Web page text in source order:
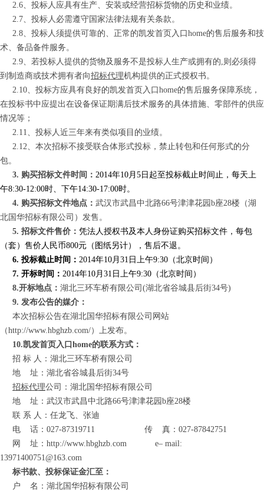
2.6、投标人应具有生产、安装或经营招标货物的历史和业绩。
2.7、投标人必需遵守国家法律法规有关条款。
2.8、投标人须提供可靠的、正常的凯发首页入口home的售后服务和技
术、备品备件服务。
2.9、若投标人提供的货物及服务不是投标人生产或拥有的,则必须得
到制造商或技术拥有者向招标代理机构提供的正式授权书。
2.10、 投标方应具有良好的凯发首页入口home的售后服务保障系统，
在投标书中应提出在设备保证期满后技术服务的具体措施、零部件的供应
情况等；
2.11、 投标人近三年来有类似项目的业绩。
2.12、 本次招标不接受联合体形式投标，禁止转包和任何形式的分
包。
3. 购买招标文件时间：2014年10月5日起至投标截止时间止，每天上
午8:30-12:00时、下午14:30-17:00时。
4. 购买招标文件地点：武汉市武昌中北路66号津津花园b座28楼（湖
北国华招标有限公司）发售。
5. 招标文件售价：凭法人授权书及本人身份证购买招标文件，每包
（套）售价人民币800元（图纸另计），售后不退。
6. 投标截止时间：2014年10月31日上午9:30（北京时间）
7. 开标时间：2014年10月31日上午9:30（北京时间）
8.开标地点： 湖北三环车桥有限公司(湖北省谷城县后街34号)
9. 发布公告的媒介：
本次招标公告在湖北国华招标有限公司网站
（http://www.hbghzb.com/）上发布。
10.凯发首页入口home的联系方式：
招 标 人：湖北三环车桥有限公司
地
址：湖北省谷城县后街34号
招标代理公司：湖北国华招标有限公司
地
址： 武汉市武昌中北路66号津津花园b座28楼
联 系 人：任龙飞、张迪
电
话：027-87319711 传
真：027-87842751
网
址 ： http://www.hbghzb.com e– mail:
13971400751@163.com
标书款、投标保证金汇至：
户
名：湖北国华招标有限公司